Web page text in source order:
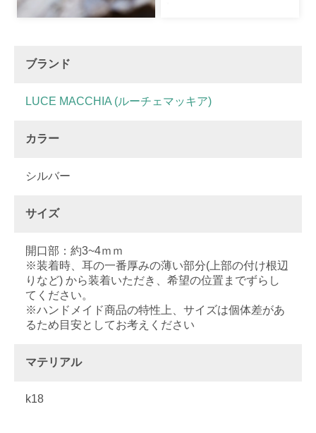
ブランド
LUCE MACCHIA (ルーチェマッキア)
カラー
シルバー
サイズ
開口部：約3~4ｍｍ
※装着時、耳の一番厚みの薄い部分(上部の付け根辺
りなど) から装着いただき、希望の位置までずらし
てください。
※ハンドメイド商品の特性上、サイズは個体差があ
るため目安としてお考えください
マテリアル
k18